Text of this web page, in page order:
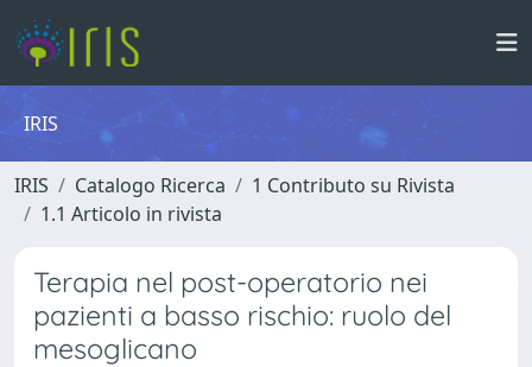
IRIS
IRIS Catalogo Ricerca
1 Contributo su Rivista
1.1 Articolo in rivista
Terapia nel post-operatorio nei
pazienti a basso rischio: ruolo del
mesoglicano